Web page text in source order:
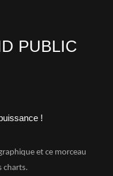
PUBLIC
et ce morceau
charts.